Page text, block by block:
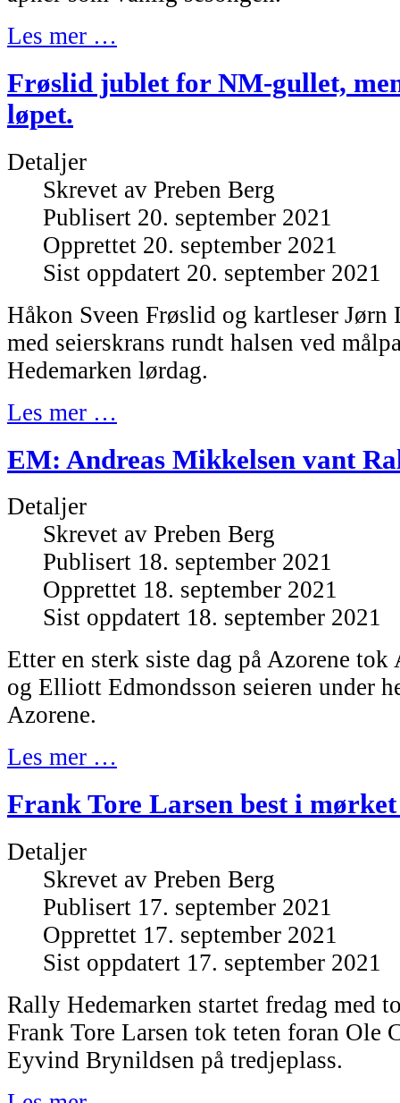
Les mer …
Frøslid jublet for NM-gullet,
løpet.
Detaljer
Skrevet av Preben Berg
Publisert 20. september 2021
Opprettet 20. september 2021
Sist oppdatert 20. september 2021
Håkon Sveen Frøslid og kartleser
med seierskrans rundt halsen ved
Hedemarken lørdag.
Les mer …
EM: Andreas Mikkelsen vant
Detaljer
Skrevet av Preben Berg
Publisert 18. september 2021
Opprettet 18. september 2021
Sist oppdatert 18. september 2021
Etter en sterk siste dag på Azorene
og Elliott Edmondsson seieren under
Azorene.
Les mer …
Frank Tore Larsen best i
Detaljer
Skrevet av Preben Berg
Publisert 17. september 2021
Opprettet 17. september 2021
Sist oppdatert 17. september 2021
Rally Hedemarken startet fredag med
Frank Tore Larsen tok teten foran Ole
Eyvind Brynildsen på tredjeplass.